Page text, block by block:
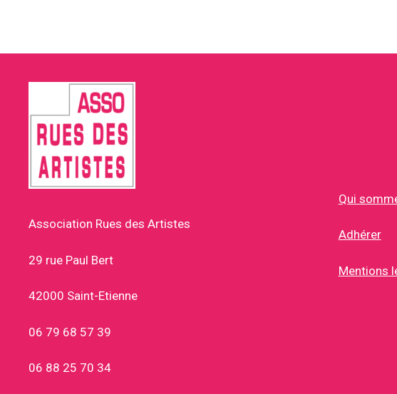
Association Rues des Artistes
29 rue Paul Bert
42000 Saint-Etienne
06 79 68 57 39
06 88 25 70 34
Qui
Adhérer
Mentions